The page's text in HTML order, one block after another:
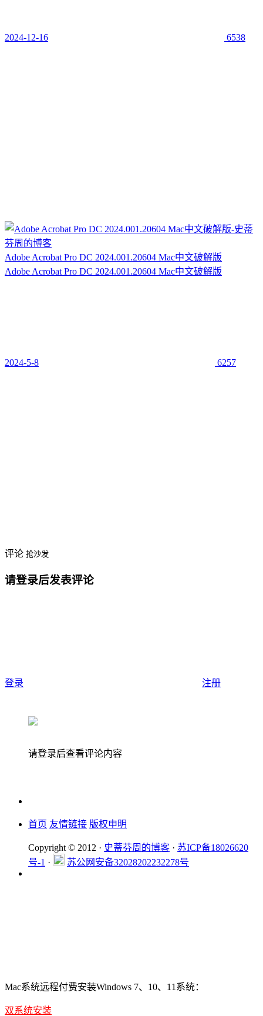
2024-12-16 6538
Adobe Acrobat Pro DC 2024.001.20604 Mac中文破解版
Adobe Acrobat Pro DC 2024.001.20604 Mac中文破解版
2024-5-8 6257
评论 抢沙发
请登录后发表评论
登录 注册
请登录后查看评论内容
首页 友情链接 版权申明
Copyright © 2012 · 史蒂芬周的博客 · 苏ICP备18026620
号-1 · 苏公网安备32028202232278号
Mac系统远程付费安装Windows 7、10、11系统：
双系统安装